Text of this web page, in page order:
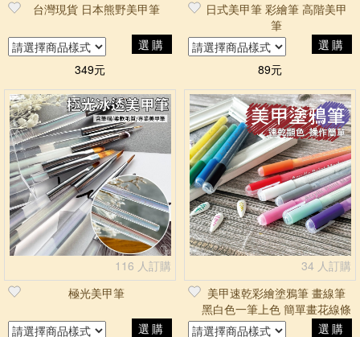
台灣現貨 日本熊野美甲筆
選購
349元
日式美甲筆 彩繪筆 高階美甲
筆
選購
89元
116 人訂購
極光美甲筆
選購
34 人訂購
美甲速乾彩繪塗鴉筆 畫線筆
黑白色一筆上色 簡單畫花線條
選購